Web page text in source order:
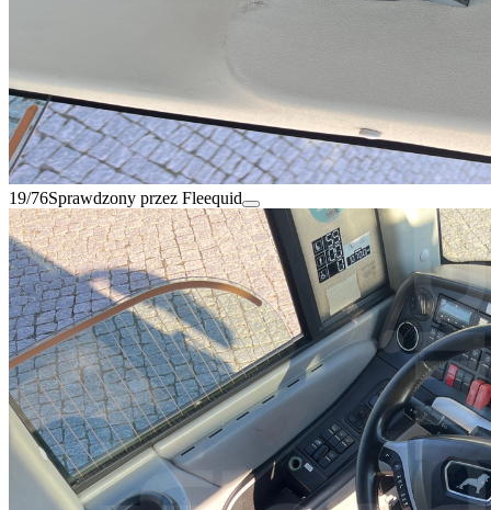
19/76Sprawdzony przez Fleequid